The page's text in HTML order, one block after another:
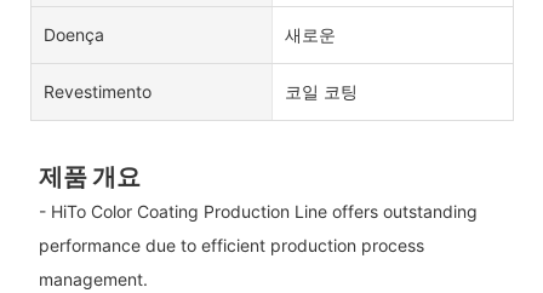
Doença 새로운
Revestimento 코일 코팅
제품 개요
- HiTo Color Coating Production Line offers outstanding
performance due to efficient production process
management.